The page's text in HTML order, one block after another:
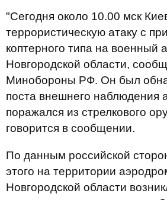
"Сегодня около 10.00 мск
террористическую атаку с
коптерного типа на военный
Новгородской области,
Минобороны РФ. Он был
поста внешнего наблюдения
поражался из стрелкового
говорится в сообщении.
По данным российской
этого на территории
Новгородской области